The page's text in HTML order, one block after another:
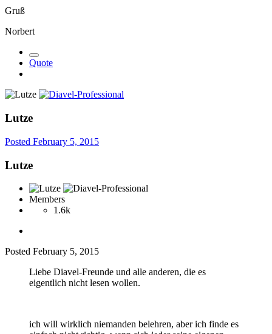
Gruß
Norbert
Quote
Lutze
Posted February 5, 2015
Lutze
Members
1.6k
Posted February 5, 2015
Liebe Diavel-Freunde und alle anderen, die es
eigentlich nicht lesen wollen.
ich will wirklich niemanden belehren, aber ich finde es